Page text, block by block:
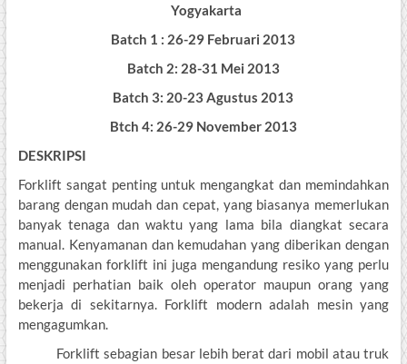
Yogyakarta
Batch 1 : 26-29 Februari 2013
Batch 2: 28-31 Mei 2013
Batch 3: 20-23 Agustus 2013
Btch 4: 26-29 November 2013
DESKRIPSI
Forklift sangat penting untuk mengangkat dan memindahkan
barang dengan mudah dan cepat, yang biasanya memerlukan
banyak tenaga dan waktu yang lama bila diangkat secara
manual. Kenyamanan dan kemudahan yang diberikan dengan
menggunakan forklift ini juga mengandung resiko yang perlu
menjadi perhatian baik oleh operator maupun orang yang
bekerja di sekitarnya. Forklift modern adalah mesin yang
mengagumkan.
Forklift sebagian besar lebih berat dari mobil atau truk